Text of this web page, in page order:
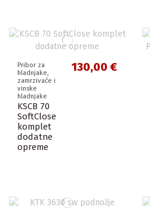
Pribor za
hladnjake,
zamrzivače i
vinske
hladnjake
KSCB 70
SoftClose
komplet
dodatne
opreme
130,00 €